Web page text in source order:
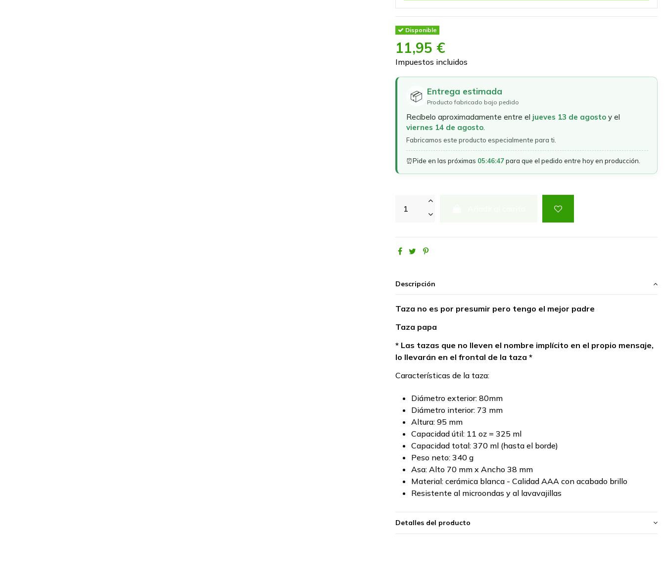
Disponible
11,95 €
Impuestos incluidos
📦 Entrega estimada
Producto fabricado bajo pedido
Recíbelo aproximadamente entre el jueves 13 de agostoy el
viernes 14 de agosto.
Fabricamos este producto especialmente para ti.
⏰Pide en las próximas 05:46:46para que el pedido entre hoy en producción.
Descripción
Taza no es por presumir pero tengo el mejor padre
Taza papa
* Las tazas que no lleven el nombre implícito en el propio mensaje,
lo llevarán en el frontal de la taza *
Características de la taza:
Diámetro exterior: 80mm
Diámetro interior: 73 mm
Altura: 95 mm
Capacidad útil: 11 oz = 325 ml
Capacidad total: 370 ml (hasta el borde)
Peso neto: 340 g
Asa: Alto 70 mm x Ancho 38 mm
Material: cerámica blanca - Calidad AAA con acabado brillo
Resistente al microondas y al lavavajillas
Detalles del producto